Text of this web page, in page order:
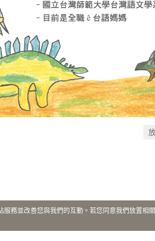
服務並改善您與我們的互動。若您同意我們放置相